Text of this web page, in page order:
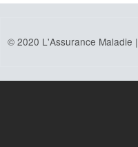
© 2020 L'Assurance Maladie |